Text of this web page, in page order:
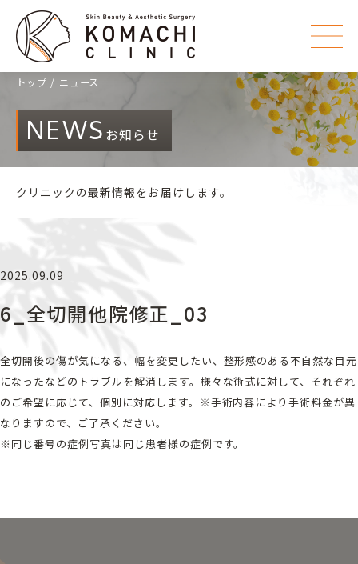
トップ ニュース
NEWS お知らせ
クリニックの最新情報をお届けします。
2025.09.09
6_全切開他院修正_03
全切開後の傷が気になる、幅を変更したい、整形感のある不自然な目元
になったなどのトラブルを解消します。様々な術式に対して、それぞれ
のご希望に応じて、個別に対応します。※手術内容により手術料金が異
なりますので、ご了承ください。
※同じ番号の症例写真は同じ患者様の症例です。